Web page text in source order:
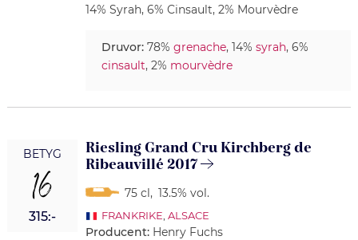
14% Syrah, 6% Cinsault, 2% Mourvèdre
Druvor:78% grenache, 14% syrah, 6%
cinsault, 2% mourvèdre
BETYG
16
315:-
Riesling Grand Cru Kirchberg de
Ribeauvillé 2017
75 cl, 13.5% vol.
FRANKRIKE ALSACE
Producent: Henry Fuchs